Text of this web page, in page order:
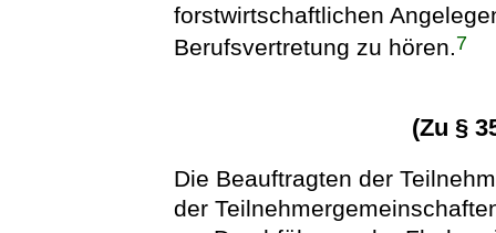
forstwirtschaftlichen
Berufsvertretung zu hören.7
(Zu §
Die Beauftragten der
der